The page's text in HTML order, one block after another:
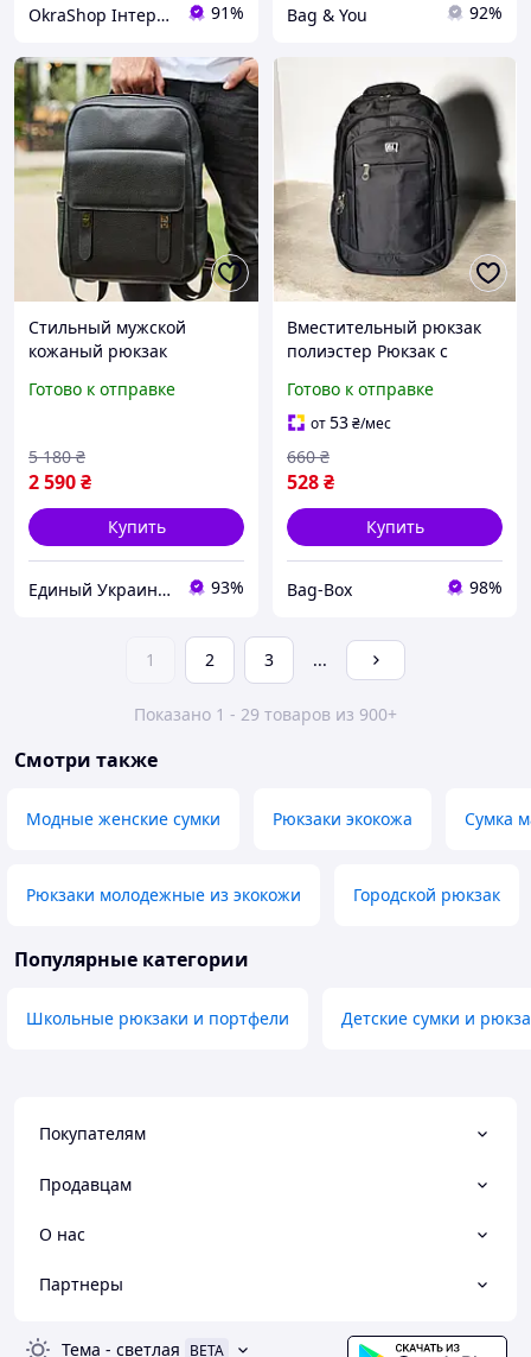
OkraShop Інтернет-магазин з великим асортиментом товару 91% Bag & You 92%
Стильный мужской
кожаный рюкзак
аксессуар для ноутбука и
Готово к отправке
2 590₴
5 180 ₴
Купить
Единый Украинский 93%
Вместительный рюкзак
полиэстер Рюкзак с
17 дюймов Рюкзаки яркие
и стильные дизайны
Практичный рюкзак
Готово к отправке
от53₴/мес
528₴
660 ₴
Купить
Bag-Box 98%
1 2 3 ...
Показано 1 - 29 товаров из 900+
Смотри также
Модные женские сумки Рюкзаки экокожа Сумка
Рюкзаки молодежные из экокожи Городской рюкзак
Популярные категории
Школьные рюкзаки и портфели Детские сумки и
Покупателям
Продавцам
О нас
Партнеры
Тема - светлая BETA